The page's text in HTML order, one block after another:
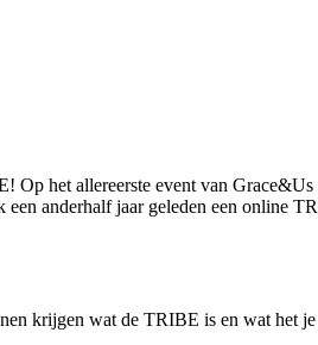
het allereerste event van
anderhalf jaar geleden een online
krijgen wat de TRIBE is en wat het